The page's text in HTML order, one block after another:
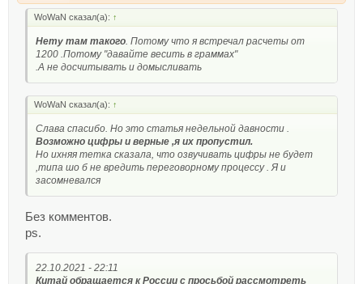
WoWaN сказал(а): ↑
Нету там такого. Потому что я встречал расчеты от
1200 .Потому "давайте весить в граммах"
.А не досчитывать и домысливать
WoWaN сказал(а): ↑
Слава спасибо. Но это статья недельной давности .
Возможно цифры и верные ,я их пропустил.
Но ихняя тетка сказала, что озвучивать цифры не будет
,типа шо б не вредить переговорному процессу . Я и
засомневался
Без комментов.
ps.
22.10.2021 - 22:11
Китай обращается к России с просьбой рассмотреть